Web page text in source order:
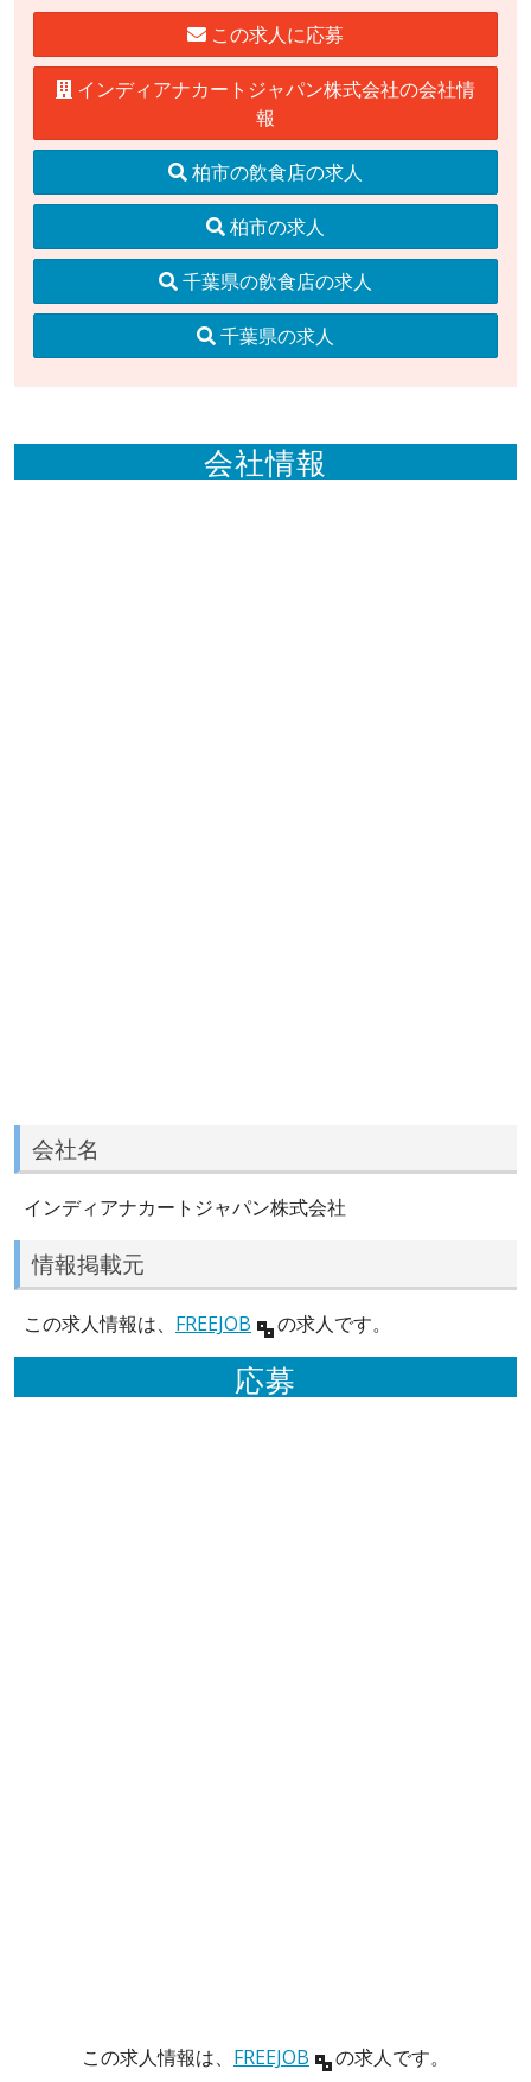
この求人に応募
インディアナカートジャパン株式会社の会社情
報
柏市の飲食店の求人
柏市の求人
千葉県の飲食店の求人
千葉県の求人
会社情報
会社名
インディアナカートジャパン株式会社
情報掲載元
この求人情報は、 FREEJOB の求人です。
応募
この求人情報は、 FREEJOB の求人です。